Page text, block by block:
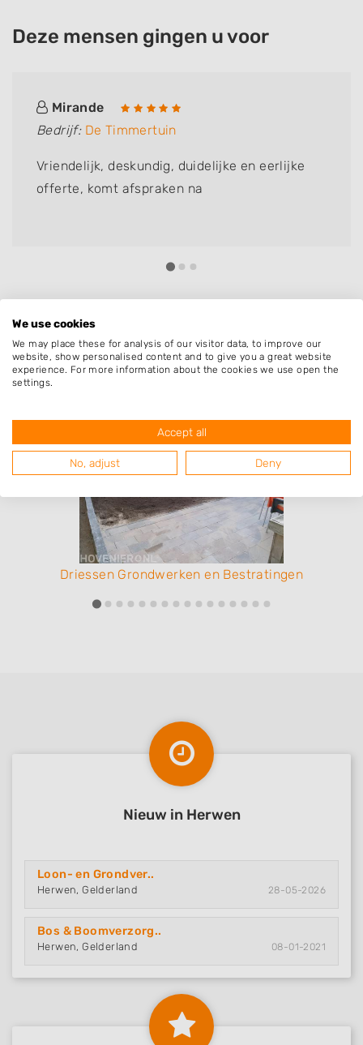
Deze mensen gingen u voor
Mirande
Bedrijf: De Timmertuin
Vriendelijk, deskundig, duidelijke en eerlijke
offerte, komt afspraken na
Resultaten van hoveniers uit de
regio Herwen met specialisatie
beschoeiing & damwand
Driessen Grondwerken en Bestratingen
Nieuw in Herwen
Loon- en Grondver..
Herwen, Gelderland 28-05-2026
Bos & Boomverzorg..
Herwen, Gelderland 08-01-2021
We use cookies
We may place these for analysis of our visitor data, to improve our
website, show personalised content and to give you a great website
experience. For more information about the cookies we use open the
settings.
Accept all
No, adjust Deny